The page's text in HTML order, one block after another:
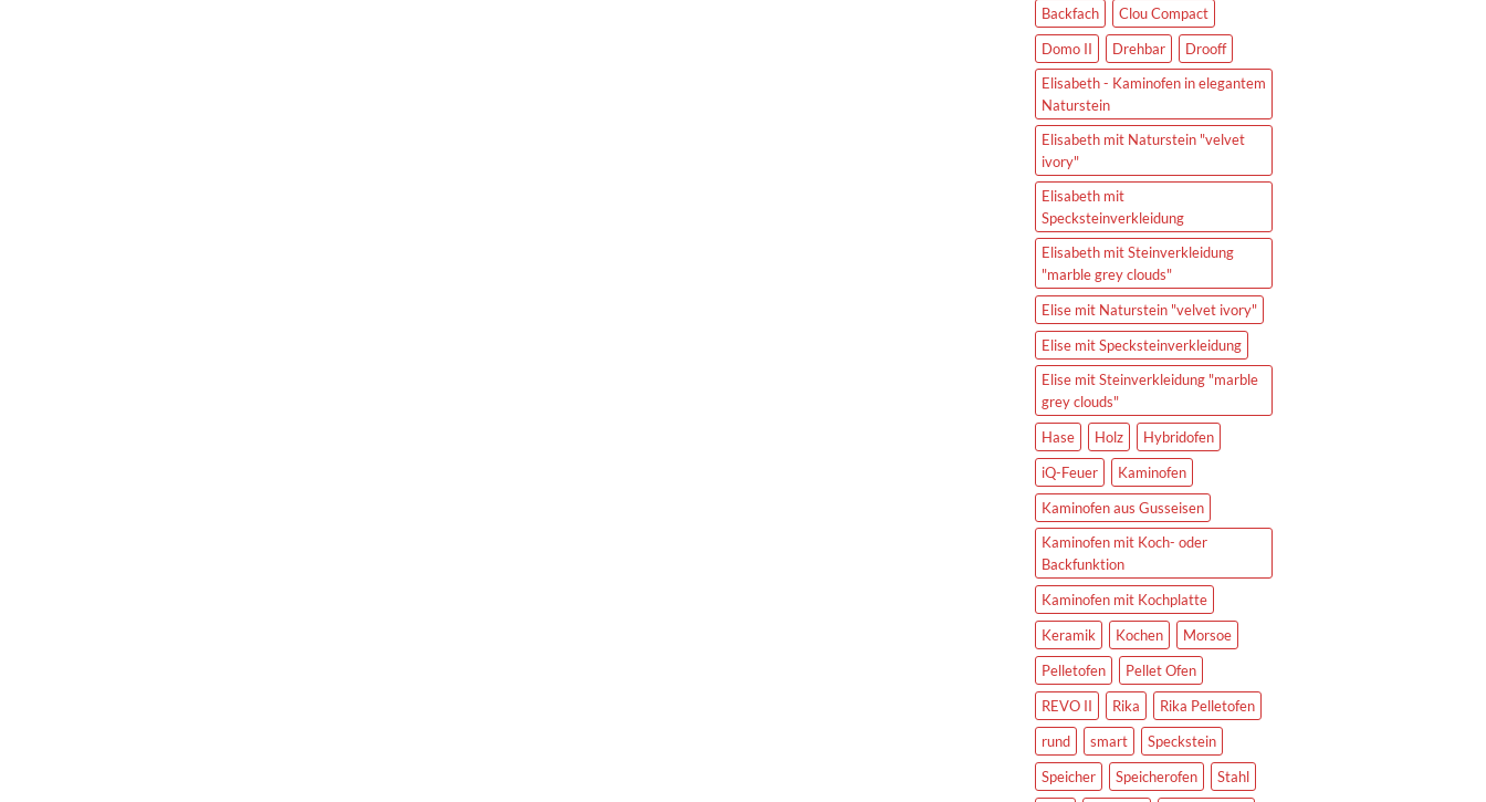
Backfach
Clou Compact
Domo II
Drehbar
Drooff
Elisabeth - Kaminofen in elegantem
Naturstein
Elisabeth mit Naturstein "velvet
ivory"
Elisabeth mit
Specksteinverkleidung
Elisabeth mit Steinverkleidung
"marble grey clouds"
Elise mit Naturstein "velvet ivory"
Elise mit Specksteinverkleidung
Elise mit Steinverkleidung "marble
grey clouds"
Hase
Holz
Hybridofen
iQ-Feuer
Kaminofen
Kaminofen aus Gusseisen
Kaminofen mit Koch- oder
Backfunktion
Kaminofen mit Kochplatte
Keramik
Kochen
Morsoe
Pelletofen
Pellet Ofen
REVO II
Rika
Rika Pelletofen
rund
smart
Speckstein
Speicher
Speicherofen
Stahl